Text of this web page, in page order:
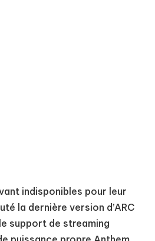
indisponibles pour leur
la dernière version d’ARC
support de streaming